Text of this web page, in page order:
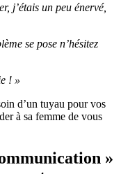
j’étais un peu énervé,
se pose n’hésitez
! »
d’un tuyau pour vos
à sa femme de vous
»